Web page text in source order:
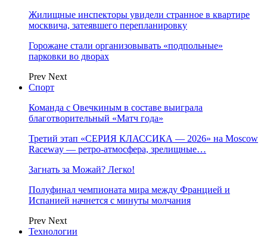
Жилищные инспекторы увидели странное в квартире
москвича, затеявшего перепланировку
Горожане стали организовывать «подпольные»
парковки во дворах
Prev Next
Спорт
Команда с Овечкиным в составе выиграла
благотворительный «Матч года»
Третий этап «СЕРИЯ КЛАССИКА — 2026» на Moscow
Raceway — ретро‑атмосфера, зрелищные…
Загнать за Можай? Легко!
Полуфинал чемпионата мира между Францией и
Испанией начнется с минуты молчания
Prev Next
Технологии